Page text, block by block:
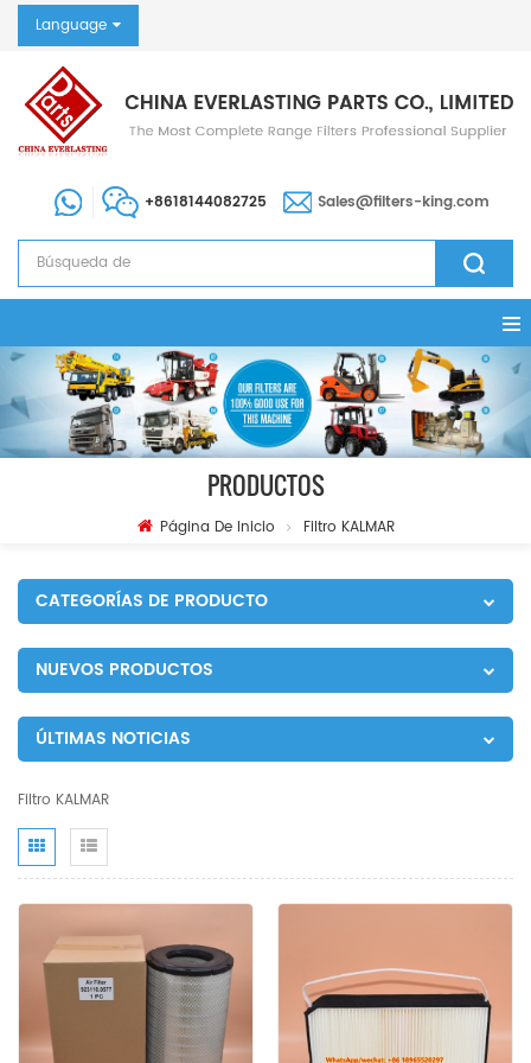
Language
+8618144082725 Sales@filters-king.com
PRODUCTOS
Página De Inicio Filtro KALMAR
CATEGORÍAS DE PRODUCTO
NUEVOS PRODUCTOS
ÚLTIMAS NOTICIAS
Filtro KALMAR